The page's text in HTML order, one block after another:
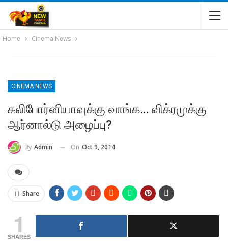
Home Cinema News
CINEMA NEWS
கலிபோர்னியாவுக்கு வாங்க… விக்ரமுக்கு
ஆர்னால்டு அழைப்பு?
By Admin On Oct 9, 2014
Share
1
SHARES